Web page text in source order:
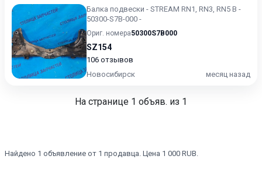
Балка подвески - STREAM RN1, RN3, RN5 B -
50300-S7B-000 -
Ориг. номера50300S7B000
SZ154
106 отзывов
Новосибирск
месяц назад
На странице 1 объяв. из 1
Найдено 1 объявление от 1 продавца. Цена 1 000 RUB.